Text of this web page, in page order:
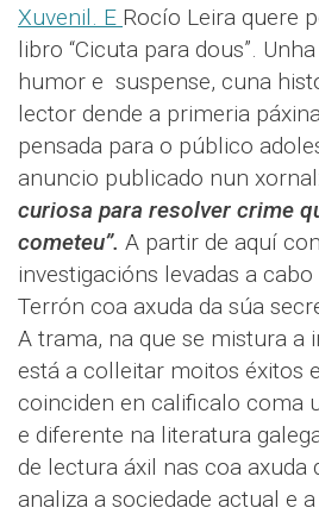
Xuvenil. E Rocío Leira quere
libro “Cicuta para dous”.
humor e suspense, cuna
lector dende a primeria
pensada para o público
anuncio publicado nun xornal:
curiosa para resolver crime
cometeu”. A partir de aquí
investigacións levadas a
Terrón coa axuda da súa
A trama, na que se mistura a
está a colleitar moitos éxitos
coinciden en calificalo coma
e diferente na literatura
de lectura áxil nas coa axuda
analiza a sociedade actual e